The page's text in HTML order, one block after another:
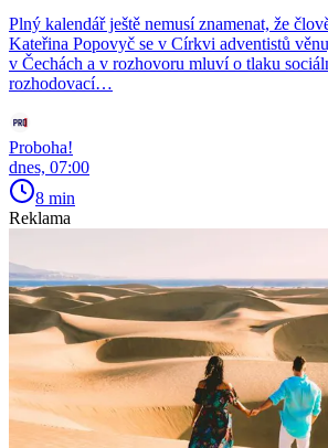
Plný kalendář ještě nemusí znamenat, že
Kateřina Popovyč se v Církvi adventistů
v Čechách a v rozhovoru mluví o tlaku
rozhodovací…
Proboha!
dnes, 07:00
8 min
Reklama